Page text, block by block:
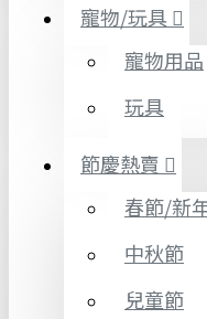
寵物/玩具
寵物用品
玩具
節慶熱賣
春節/新
中秋節
兒童節